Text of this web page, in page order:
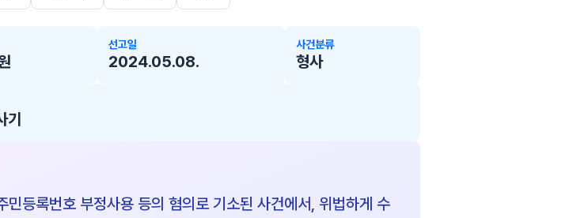
선고일
2024.05.08.
사건분류
형사
등록번호 부정사용 등의 혐의로 기소된 사건에서, 위법하게 수